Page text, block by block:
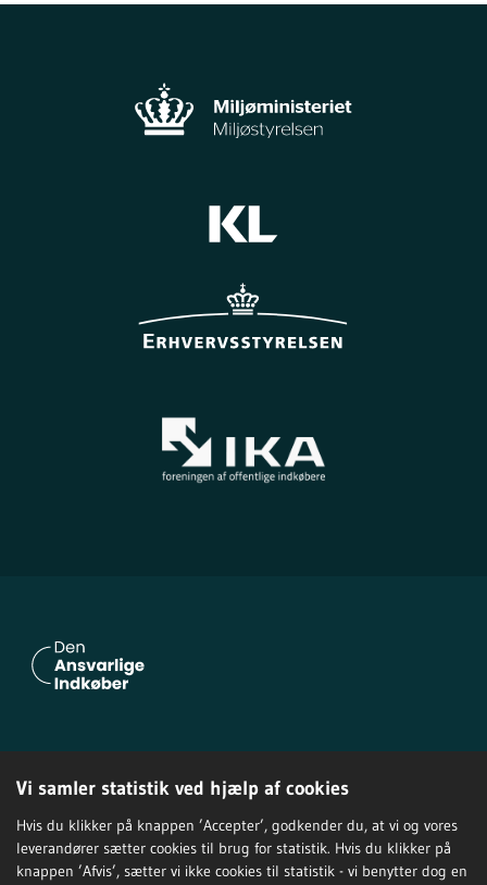
Vi samler statistik ved hjælp af cookies
Hvis du klikker på knappen ’Accepter’, godkender du, at vi og vores
leverandører sætter cookies til brug for statistik. Hvis du klikker på
knappen ’Afvis’, sætter vi ikke cookies til statistik - vi benytter dog en
Privatlivspolitik
Tilgængelighedserklæring